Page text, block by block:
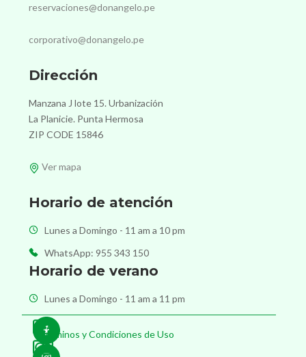
reservaciones@donangelo.pe
corporativo@donangelo.pe
Dirección
Manzana J lote 15. Urbanización
La Planicie. Punta Hermosa
ZIP CODE 15846
Ver mapa
Horario de atención
Lunes a Domingo - 11 am a 10 pm
WhatsApp: 955 343 150
Horario de verano
Lunes a Domingo - 11 am a 11 pm
Términos y Condiciones de Uso